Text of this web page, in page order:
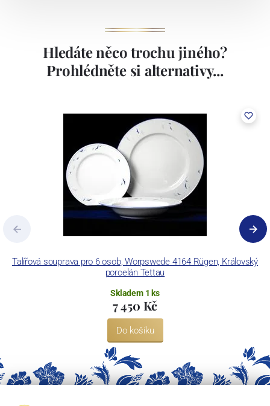
Hledáte něco trochu jiného?
Prohlédněte si alternativy...
Talířová souprava pro 6 osob, Worpswede 4164 Rügen, Královský
porcelán Tettau
Skladem 1 ks
7 450 Kč
Do košíku